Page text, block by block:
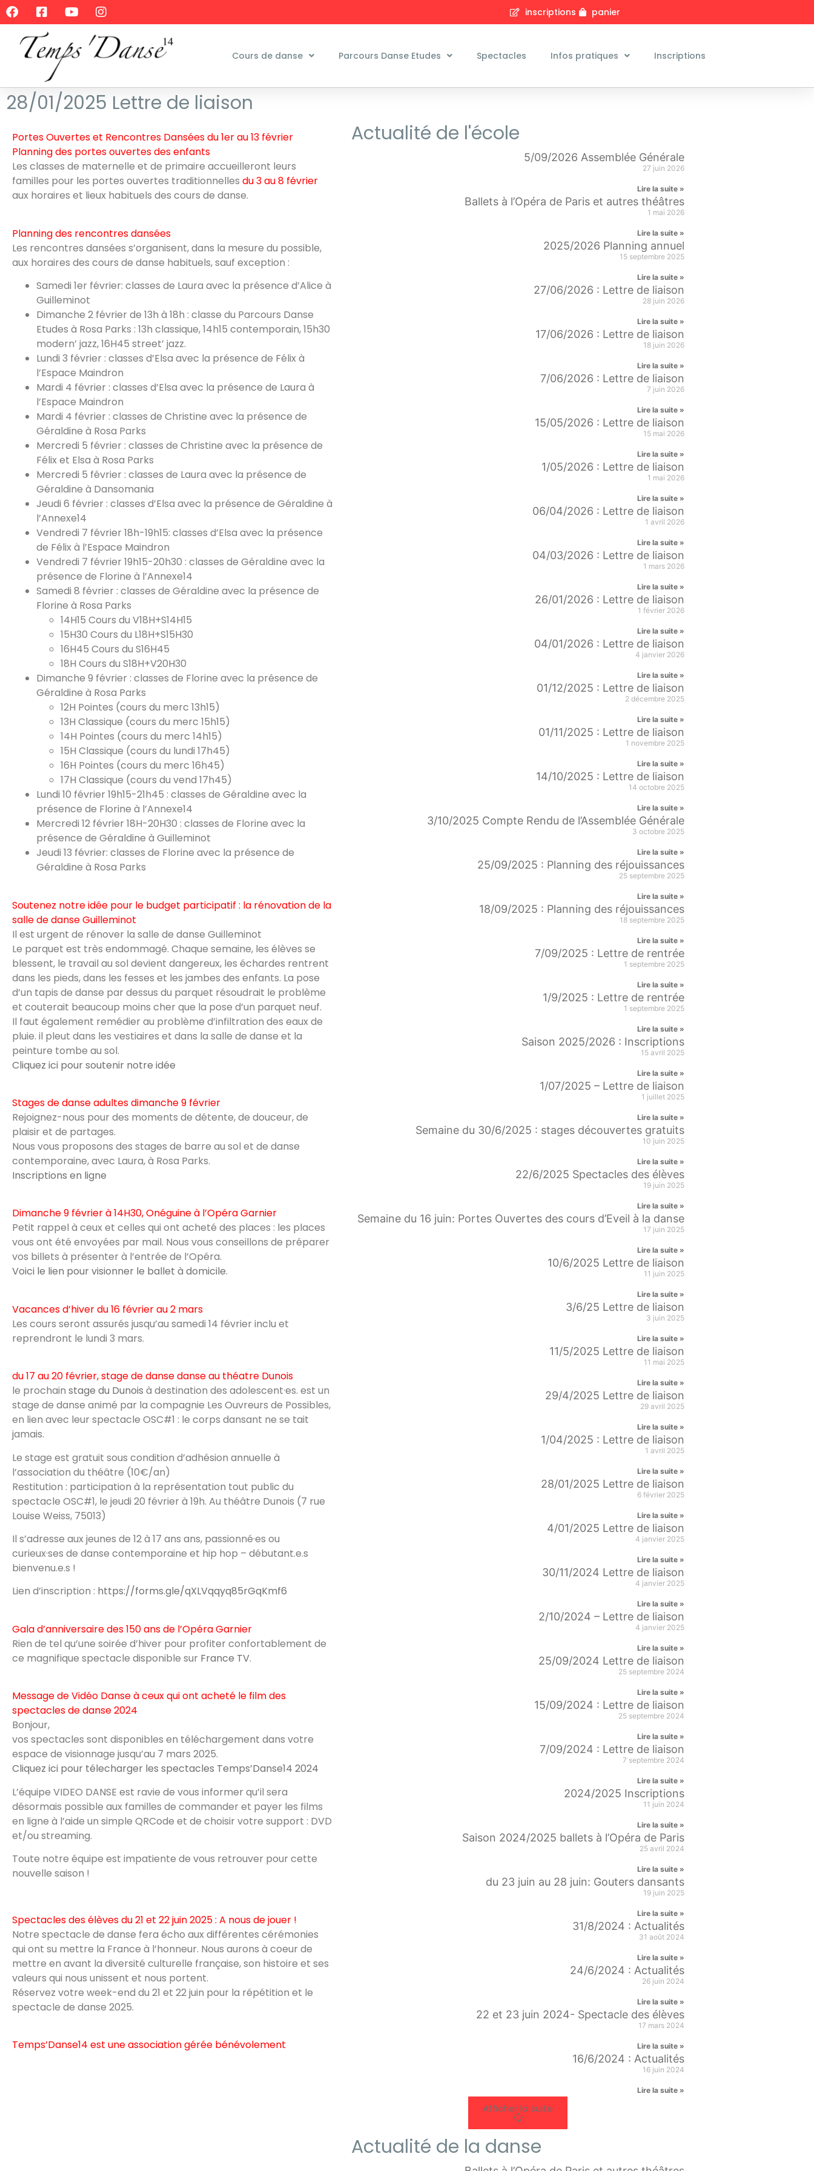
inscriptions panier
Cours de danse Parcours Danse Etudes Spectacles Infos pratiques Inscriptions
28/01/2025 Lettre de liaison
Portes Ouvertes et Rencontres Dansées du 1er au 13 février
Planning des portes ouvertes des enfants
Les classes de maternelle et de primaire accueilleront leurs
familles pour les portes ouvertes traditionnelles du 3 au 8 février
aux horaires et lieux habituels des cours de danse.
Planning des rencontres dansées
Les rencontres dansées s’organisent, dans la mesure du possible,
aux horaires des cours de danse habituels, sauf exception :
Samedi 1er février: classes de Laura avec la présence d’Alice à
Guilleminot
Dimanche 2 février de 13h à 18h : classe du Parcours Danse
Etudes à Rosa Parks : 13h classique, 14h15 contemporain, 15h30
modern’ jazz, 16H45 street’ jazz.
Lundi 3 février : classes d’Elsa avec la présence de Félix à
l’Espace Maindron
Mardi 4 février : classes d’Elsa avec la présence de Laura à
l’Espace Maindron
Mardi 4 février : classes de Christine avec la présence de
Géraldine à Rosa Parks
Mercredi 5 février : classes de Christine avec la présence de
Félix et Elsa à Rosa Parks
Mercredi 5 février : classes de Laura avec la présence de
Géraldine à Dansomania
Jeudi 6 février : classes d’Elsa avec la présence de Géraldine à
l’Annexe14
Vendredi 7 février 18h-19h15: classes d’Elsa avec la présence
de Félix à l’Espace Maindron
Vendredi 7 février 19h15-20h30 : classes de Géraldine avec la
présence de Florine à l’Annexe14
Samedi 8 février : classes de Géraldine avec la présence de
Florine à Rosa Parks
14H15 Cours du V18H+S14H15
15H30 Cours du L18H+S15H30
16H45 Cours du S16H45
18H Cours du S18H+V20H30
Dimanche 9 février : classes de Florine avec la présence de
Géraldine à Rosa Parks
12H Pointes (cours du merc 13h15)
13H Classique (cours du merc 15h15)
14H Pointes (cours du merc 14h15)
15H Classique (cours du lundi 17h45)
16H Pointes (cours du merc 16h45)
17H Classique (cours du vend 17h45)
Lundi 10 février 19h15-21h45 : classes de Géraldine avec la
présence de Florine à l’Annexe14
Mercredi 12 février 18H-20H30 : classes de Florine avec la
présence de Géraldine à Guilleminot
Jeudi 13 février: classes de Florine avec la présence de
Géraldine à Rosa Parks
Soutenez notre idée pour le budget participatif : la rénovation de la
salle de danse Guilleminot
Il est urgent de rénover la salle de danse Guilleminot
Le parquet est très endommagé. Chaque semaine, les élèves se
blessent, le travail au sol devient dangereux, les échardes rentrent
dans les pieds, dans les fesses et les jambes des enfants. La pose
d’un tapis de danse par dessus du parquet résoudrait le problème
et couterait beaucoup moins cher que la pose d’un parquet neuf.
Il faut également remédier au problème d’infiltration des eaux de
pluie. il pleut dans les vestiaires et dans la salle de danse et la
peinture tombe au sol.
Cliquez ici pour soutenir notre idée
Stages de danse adultes dimanche 9 février
Rejoignez-nous pour des moments de détente, de douceur, de
plaisir et de partages.
Nous vous proposons des stages de barre au sol et de danse
contemporaine, avec Laura, à Rosa Parks.
Inscriptions en ligne
Dimanche 9 février à 14H30, Onéguine à l’Opéra Garnier
Petit rappel à ceux et celles qui ont acheté des places : les places
vous ont été envoyées par mail. Nous vous conseillons de préparer
vos billets à présenter à l’entrée de l’Opéra.
Voici le lien pour visionner le ballet à domicile.
Vacances d’hiver du 16 février au 2 mars
Les cours seront assurés jusqu’au samedi 14 février inclu et
reprendront le lundi 3 mars.
du 17 au 20 février, stage de danse danse au théatre Dunois
le prochain stage du Dunois à destination des adolescent·es. est un
stage de danse animé par la compagnie Les Ouvreurs de Possibles,
en lien avec leur spectacle OSC#1 : le corps dansant ne se tait
jamais.
Le stage est gratuit sous condition d’adhésion annuelle à
l’association du théâtre (10€/an)
Restitution : participation à la représentation tout public du
spectacle OSC#1, le jeudi 20 février à 19h. Au théâtre Dunois (7 rue
Louise Weiss, 75013)
Il s’adresse aux jeunes de 12 à 17 ans ans, passionné·es ou
curieux·ses de danse contemporaine et hip hop – débutant.e.s
bienvenu.e.s !
Lien d’inscription : https://forms.gle/qXLVqqyq85rGqKmf6
Gala d’anniversaire des 150 ans de l’Opéra Garnier
Rien de tel qu’une soirée d’hiver pour profiter confortablement de
ce magnifique spectacle disponible sur France TV.
Message de Vidéo Danse à ceux qui ont acheté le film des
spectacles de danse 2024
Bonjour,
vos spectacles sont disponibles en téléchargement dans votre
espace de visionnage jusqu’au 7 mars 2025.
Cliquez ici pour télecharger les spectacles Temps’Danse14 2024
L’équipe VIDEO DANSE est ravie de vous informer qu’il sera
désormais possible aux familles de commander et payer les films
en ligne à l’aide un simple QRCode et de choisir votre support : DVD
et/ou streaming.
Toute notre équipe est impatiente de vous retrouver pour cette
nouvelle saison !
Spectacles des élèves du 21 et 22 juin 2025 : A nous de jouer !
Notre spectacle de danse fera écho aux différentes cérémonies
qui ont su mettre la France à l’honneur. Nous aurons à coeur de
mettre en avant la diversité culturelle française, son histoire et ses
valeurs qui nous unissent et nous portent.
Réservez votre week-end du 21 et 22 juin pour la répétition et le
spectacle de danse 2025.
Temps’Danse14 est une association gérée bénévolement
Actualité de l'école
5/09/2026 Assemblée Générale
27 juin 2026
Lire la suite »
Ballets à l’Opéra de Paris et autres théâtres
1 mai 2026
Lire la suite »
2025/2026 Planning annuel
15 septembre 2025
Lire la suite »
27/06/2026 : Lettre de liaison
28 juin 2026
Lire la suite »
17/06/2026 : Lettre de liaison
18 juin 2026
Lire la suite »
7/06/2026 : Lettre de liaison
7 juin 2026
Lire la suite »
15/05/2026 : Lettre de liaison
15 mai 2026
Lire la suite »
1/05/2026 : Lettre de liaison
1 mai 2026
Lire la suite »
06/04/2026 : Lettre de liaison
1 avril 2026
Lire la suite »
04/03/2026 : Lettre de liaison
1 mars 2026
Lire la suite »
26/01/2026 : Lettre de liaison
1 février 2026
Lire la suite »
04/01/2026 : Lettre de liaison
4 janvier 2026
Lire la suite »
01/12/2025 : Lettre de liaison
2 décembre 2025
Lire la suite »
01/11/2025 : Lettre de liaison
1 novembre 2025
Lire la suite »
14/10/2025 : Lettre de liaison
14 octobre 2025
Lire la suite »
3/10/2025 Compte Rendu de l’Assemblée Générale
3 octobre 2025
Lire la suite »
25/09/2025 : Planning des réjouissances
25 septembre 2025
Lire la suite »
18/09/2025 : Planning des réjouissances
18 septembre 2025
Lire la suite »
7/09/2025 : Lettre de rentrée
1 septembre 2025
Lire la suite »
1/9/2025 : Lettre de rentrée
1 septembre 2025
Lire la suite »
Saison 2025/2026 : Inscriptions
15 avril 2025
Lire la suite »
1/07/2025 – Lettre de liaison
1 juillet 2025
Lire la suite »
Semaine du 30/6/2025 : stages découvertes gratuits
10 juin 2025
Lire la suite »
22/6/2025 Spectacles des élèves
19 juin 2025
Lire la suite »
Semaine du 16 juin: Portes Ouvertes des cours d’Eveil à la danse
17 juin 2025
Lire la suite »
10/6/2025 Lettre de liaison
11 juin 2025
Lire la suite »
3/6/25 Lettre de liaison
3 juin 2025
Lire la suite »
11/5/2025 Lettre de liaison
11 mai 2025
Lire la suite »
29/4/2025 Lettre de liaison
29 avril 2025
Lire la suite »
1/04/2025 : Lettre de liaison
1 avril 2025
Lire la suite »
28/01/2025 Lettre de liaison
6 février 2025
Lire la suite »
4/01/2025 Lettre de liaison
4 janvier 2025
Lire la suite »
30/11/2024 Lettre de liaison
4 janvier 2025
Lire la suite »
2/10/2024 – Lettre de liaison
4 janvier 2025
Lire la suite »
25/09/2024 Lettre de liaison
25 septembre 2024
Lire la suite »
15/09/2024 : Lettre de liaison
25 septembre 2024
Lire la suite »
7/09/2024 : Lettre de liaison
7 septembre 2024
Lire la suite »
2024/2025 Inscriptions
11 juin 2024
Lire la suite »
Saison 2024/2025 ballets à l’Opéra de Paris
25 avril 2024
Lire la suite »
du 23 juin au 28 juin: Gouters dansants
19 juin 2025
Lire la suite »
31/8/2024 : Actualités
31 août 2024
Lire la suite »
24/6/2024 : Actualités
26 juin 2024
Lire la suite »
22 et 23 juin 2024- Spectacle des élèves
17 mars 2024
Lire la suite »
16/6/2024 : Actualités
16 juin 2024
Lire la suite »
Afficher la suite
Actualité de la danse